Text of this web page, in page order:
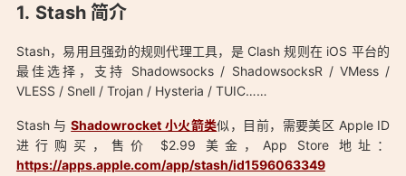
Stash 简介
Stash，易用且强劲的规则代理工具，是 Clash 规则在 iOS 平台的
最佳选择，支持 Shadowsocks / ShadowsocksR / VMess /
VLESS / Snell / Trojan / Hysteria / TUIC……
「Stash 简单实用 iOS / macOS Clash 客户端、支持多协议代
理：https://aduck.win/39/」
Stash 与Shadowrocket 小火箭类似，目前，需要美区 Apple ID
进行购买，售价 $2.99 美金，App Store 地址：
https://apps.apple.com/app/stash/id1596063349